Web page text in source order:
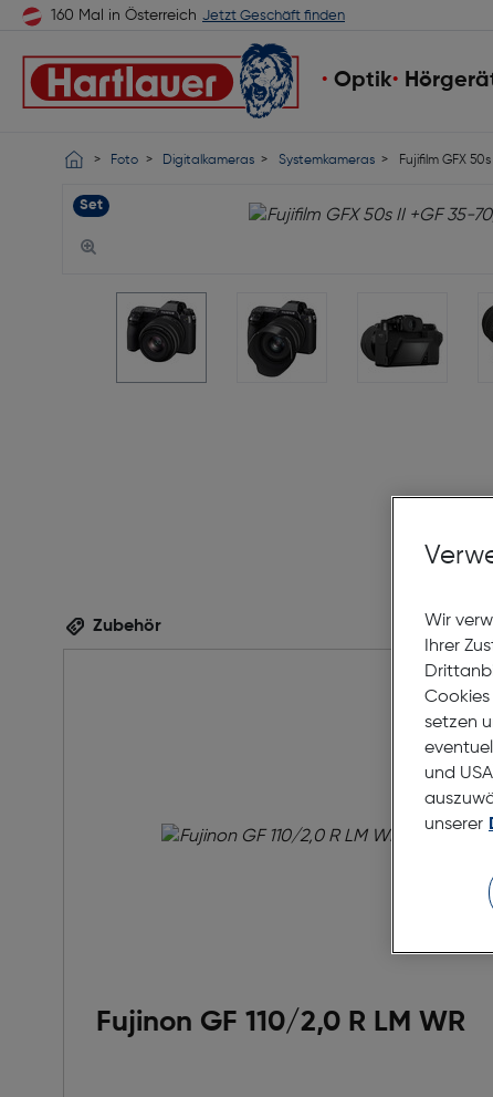
160 Mal in Österreich Jetzt Geschäft finden
Optik
Foto Digitalkameras Systemkameras Fujifilm GFX
Set
Zubehör
Fujinon GF 110/2,0 R LM WR
Wir
Ihrer
Cookies
setzen
und
unserer